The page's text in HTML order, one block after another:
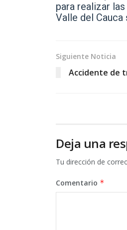
para realizar
Valle del Cauca
Siguiente Noticia
Accidente de
Deja una
Tu dirección de
Comentario *